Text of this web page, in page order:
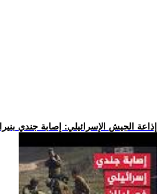
.. إذاعة الجيش الإسرائيلي: إصابة جندي